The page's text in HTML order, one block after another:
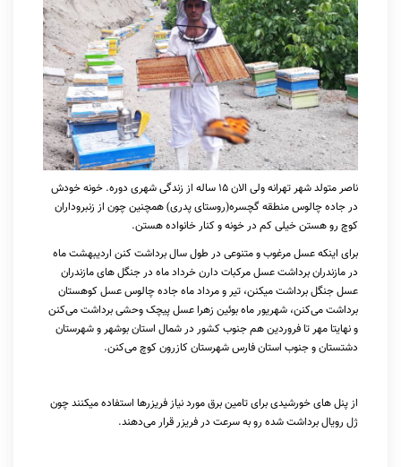
ناصر متولد شهر تهرانه ولی الان 15 ساله از زندگی شهری دوره. خونه خودش
در جاده چالوس منطقه گچسره(روستای پدری) همچنین چون از زنبروداران
کوچ رو هستن خیلی کم در خونه و کنار خانواده هستن.
برای اینکه عسل مرغوب و متنوعی در طول سال برداشت کنن اردیبهشت ماه
در مازندران برداشت عسل مرکبات دارن خرداد ماه در جنگل های مازندران
عسل جنگل برداشت میکنن، تیر و مرداد ماه جاده چالوس عسل کوهستان
برداشت می‌کنن، شهریور ماه بوئین زهرا عسل پیچک وحشی برداشت می‌کنن
و نهایتا مهر تا فروردین هم جنوب کشور در شمال استان بوشهر و شهرستان
دشتستان و جنوب استان فارس شهرستان کازرون کوچ می‌کنن.
از پنل های خورشیدی برای تامین برق مورد نیاز فریزرها استفاده میکنند چون
ژل رویال برداشت شده رو به سرعت در فریزر قرار می‌دهند.